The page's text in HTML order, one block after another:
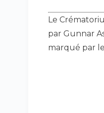
Le
par Gunnar
marqué par